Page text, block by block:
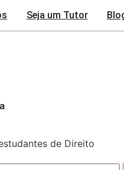
Seja um Tutor